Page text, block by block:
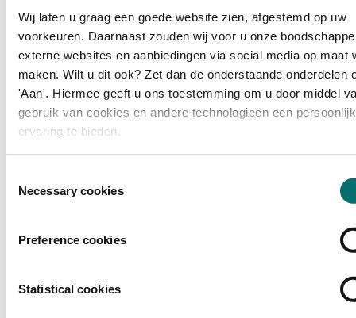
Wij laten u graag een goede website zien, afgestemd op uw
voorkeuren. Daarnaast zouden wij voor u onze
externe websites en aanbiedingen via social media op maat
maken. Wilt u dit ook? Zet dan de onderstaande onderdelen
'Aan'. Hiermee geeft u ons toestemming om u door middel
gebruik van cookies en andere technologieën een
ervaring te bieden.
Necessary cookies
Preference cookies
Statistical cookies